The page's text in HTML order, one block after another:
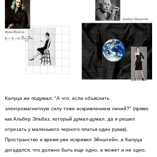
Калуца же подумал: "А что, если объяснить
электромагнитную силу тоже искривлением линий?" (прямо
как Альбер Эльбаз, который думал-думал, да и решил
отрезать у маленького черного платья один рукав).
Пространство и время уже искривил Эйнштейн, и Калуца
догадался, что должно быть еще одно, а может и не одно,